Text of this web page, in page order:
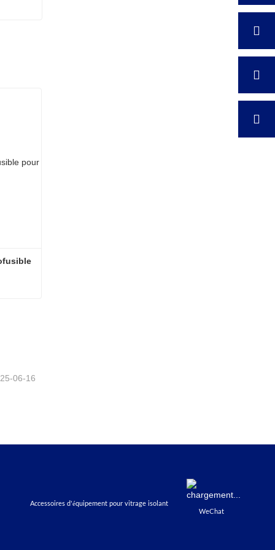
06-16
Accessoires d'équipement pour vitrage isolant
WeChat